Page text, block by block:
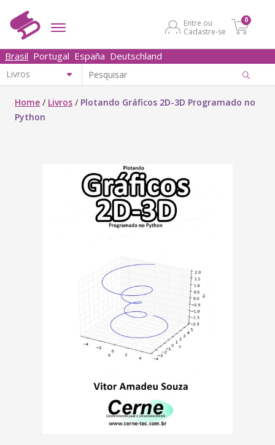
Entre ou
Cadastre-se
0
Brasil Portugal España Deutschland
Home / Livros / Plotando Gráficos 2D-3D Programado no
Python